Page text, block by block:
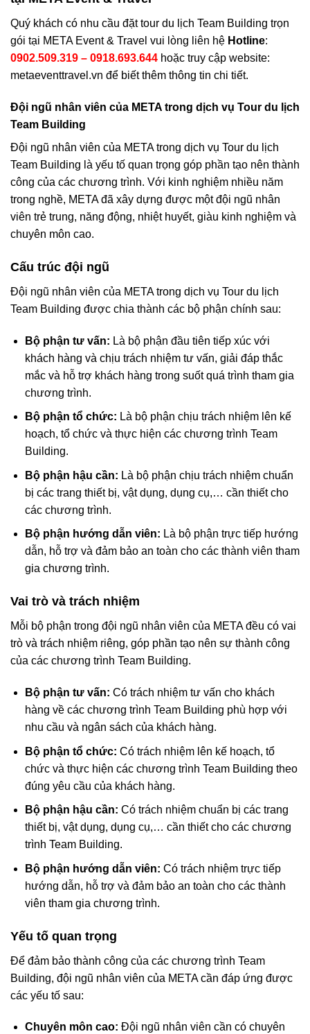
Quý khách có nhu cầu đặt tour du lịch Team Building trọn
gói tại META Event & Travel vui lòng liên hệ Hotline:
0902.509.319 – 0918.693.644 hoặc truy cập website:
metaeventtravel.vn để biết thêm thông tin chi tiết.
Đội ngũ nhân viên của META trong dịch vụ Tour du lịch
Team Building
Đội ngũ nhân viên của META trong dịch vụ Tour du lịch
Team Building là yếu tố quan trọng góp phần tạo nên thành
công của các chương trình. Với kinh nghiệm nhiều năm
trong nghề, META đã xây dựng được một đội ngũ nhân
viên trẻ trung, năng động, nhiệt huyết, giàu kinh nghiệm và
chuyên môn cao.
Cấu trúc đội ngũ
Đội ngũ nhân viên của META trong dịch vụ Tour du lịch
Team Building được chia thành các bộ phận chính sau:
Bộ phận tư vấn: Là bộ phận đầu tiên tiếp xúc với
khách hàng và chịu trách nhiệm tư vấn, giải đáp thắc
mắc và hỗ trợ khách hàng trong suốt quá trình tham gia
chương trình.
Bộ phận tổ chức: Là bộ phận chịu trách nhiệm lên kế
hoạch, tổ chức và thực hiện các chương trình Team
Building.
Bộ phận hậu cần: Là bộ phận chịu trách nhiệm chuẩn
bị các trang thiết bị, vật dụng, dụng cụ,… cần thiết cho
các chương trình.
Bộ phận hướng dẫn viên: Là bộ phận trực tiếp hướng
dẫn, hỗ trợ và đảm bảo an toàn cho các thành viên tham
gia chương trình.
Vai trò và trách nhiệm
Mỗi bộ phận trong đội ngũ nhân viên của META đều có vai
trò và trách nhiệm riêng, góp phần tạo nên sự thành công
của các chương trình Team Building.
Bộ phận tư vấn: Có trách nhiệm tư vấn cho khách
hàng về các chương trình Team Building phù hợp với
nhu cầu và ngân sách của khách hàng.
Bộ phận tổ chức: Có trách nhiệm lên kế hoạch, tổ
chức và thực hiện các chương trình Team Building theo
đúng yêu cầu của khách hàng.
Bộ phận hậu cần: Có trách nhiệm chuẩn bị các trang
thiết bị, vật dụng, dụng cụ,… cần thiết cho các chương
trình Team Building.
Bộ phận hướng dẫn viên: Có trách nhiệm trực tiếp
hướng dẫn, hỗ trợ và đảm bảo an toàn cho các thành
viên tham gia chương trình.
Yếu tố quan trọng
Để đảm bảo thành công của các chương trình Team
Building, đội ngũ nhân viên của META cần đáp ứng được
các yếu tố sau:
Chuyên môn cao: Đội ngũ nhân viên cần có chuyên